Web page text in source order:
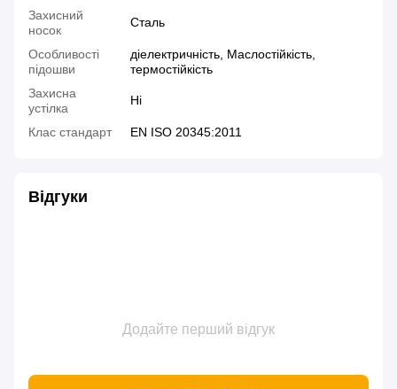
Захисний
носок
Сталь
Особливості
підошви
діелектричність, Маслостійкість,
термостійкість
Захисна
устілка
Ні
Клас стандарт EN ISO 20345:2011
Відгуки
Додайте перший відгук